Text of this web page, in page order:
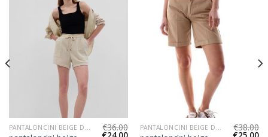
PANTALONCINI BEIGE DONNA €36.00 PANTALONCINI BEIGE DONNA €38.00